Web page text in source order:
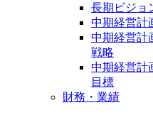
長期ビジョ
中期経営計
中期経営計
戦略
中期経営計
目標
財務・業績